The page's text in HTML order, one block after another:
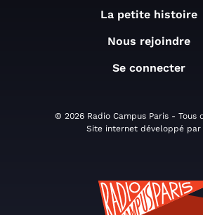
La petite histoire
Nous rejoindre
Se connecter
© 2026 Radio Campus Paris - Tous
Site internet développé par